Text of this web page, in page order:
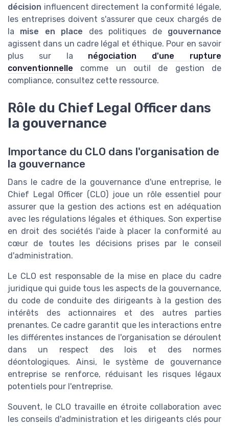
décision influencent directement la conformité légale,
les entreprises doivent s'assurer que ceux chargés de
la mise en place des politiques de gouvernance
agissent dans un cadre légal et éthique. Pour en savoir
plus sur la négociation d'une rupture
conventionnelle comme un outil de gestion de
compliance, consultez cette ressource.
Rôle du Chief Legal Officer dans
la gouvernance
Importance du CLO dans l'organisation de
la gouvernance
Dans le cadre de la gouvernance d'une entreprise, le
Chief Legal Officer (CLO) joue un rôle essentiel pour
assurer que la gestion des actions est en adéquation
avec les régulations légales et éthiques. Son expertise
en droit des sociétés l'aide à placer la conformité au
cœur de toutes les décisions prises par le conseil
d'administration.
Le CLO est responsable de la mise en place du cadre
juridique qui guide tous les aspects de la gouvernance,
du code de conduite des dirigeants à la gestion des
intérêts des actionnaires et des autres parties
prenantes. Ce cadre garantit que les interactions entre
les différentes instances de l'organisation se déroulent
dans un respect des lois et des normes
déontologiques. Ainsi, le système de gouvernance
entreprise se renforce, réduisant les risques légaux
potentiels pour l'entreprise.
Souvent, le CLO travaille en étroite collaboration avec
les conseils d'administration et les dirigeants clés pour